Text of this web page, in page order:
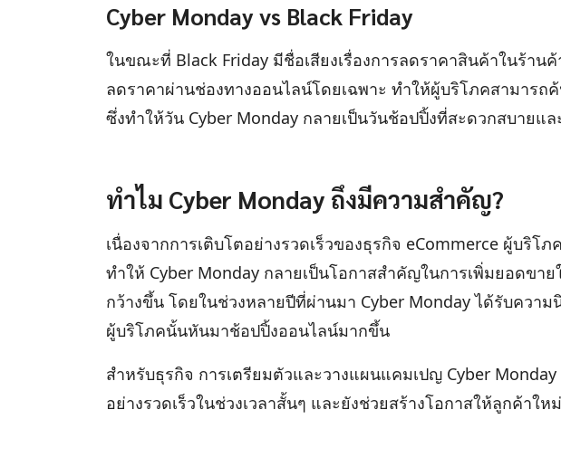
Cyber Monday vs Black Friday
ในขณะที่ Black Friday มีชื่อเสียงเรื่องการลดราคาสินค้าในร้าน
ลดราคาผ่านช่องทางออนไลน์โดยเฉพาะ ทำให้ผู้บริโภคสามาร
ซึ่งทำให้วัน Cyber Monday กลายเป็นวันช้อปปิ้งที่สะดวกสบายแ
ทำไม Cyber Monday ถึงมีความสำคัญ?
เนื่องจากการเติบโตอย่างรวดเร็วของธุรกิจ eCommerce ผู้บริ
ทำให้ Cyber Monday กลายเป็นโอกาสสำคัญในการเพิ่มยอดขา
กว้างขึ้น โดยในช่วงหลายปีที่ผ่านมา Cyber Monday ได้รับคว
ผู้บริโภคนั้นหันมาช้อปปิ้งออนไลน์มากขึ้น
สำหรับธุรกิจ การเตรียมตัวและวางแผนแคมเปญ Cyber
อย่างรวดเร็วในช่วงเวลาสั้นๆ และยังช่วยสร้างโอกาสให้ลูกค้าใ